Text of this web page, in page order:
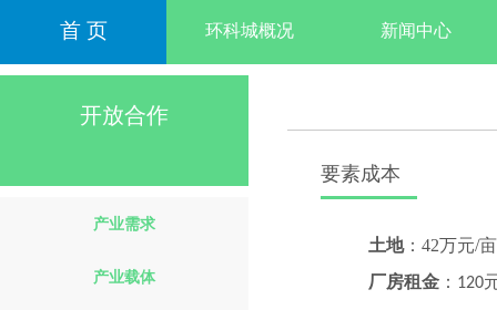
首 页 环科城概况 新闻中心
开放合作
产业需求
产业载体
要素成本
土地： 42万元/
厂房租金 ： 120